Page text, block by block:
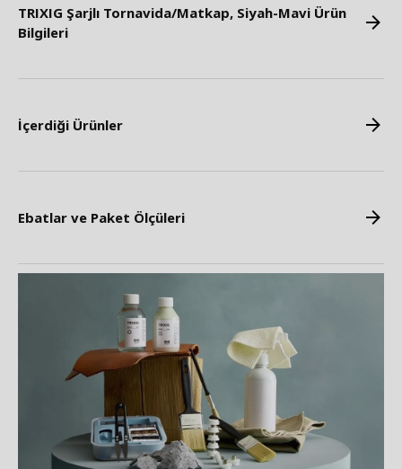
TRIXIG Şarjlı Tornavida/Matkap, Siyah-Mavi Ürün
Bilgileri
İçerdiği Ürünler
Ebatlar ve Paket Ölçüleri